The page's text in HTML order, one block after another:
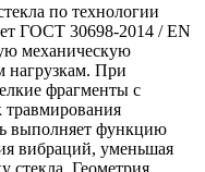
по технологии
ГОСТ 30698‑2014 / EN
механическую
нагрузкам. При
фрагменты с
выполняет функцию
вибраций, уменьшая
стекла. Геометрия